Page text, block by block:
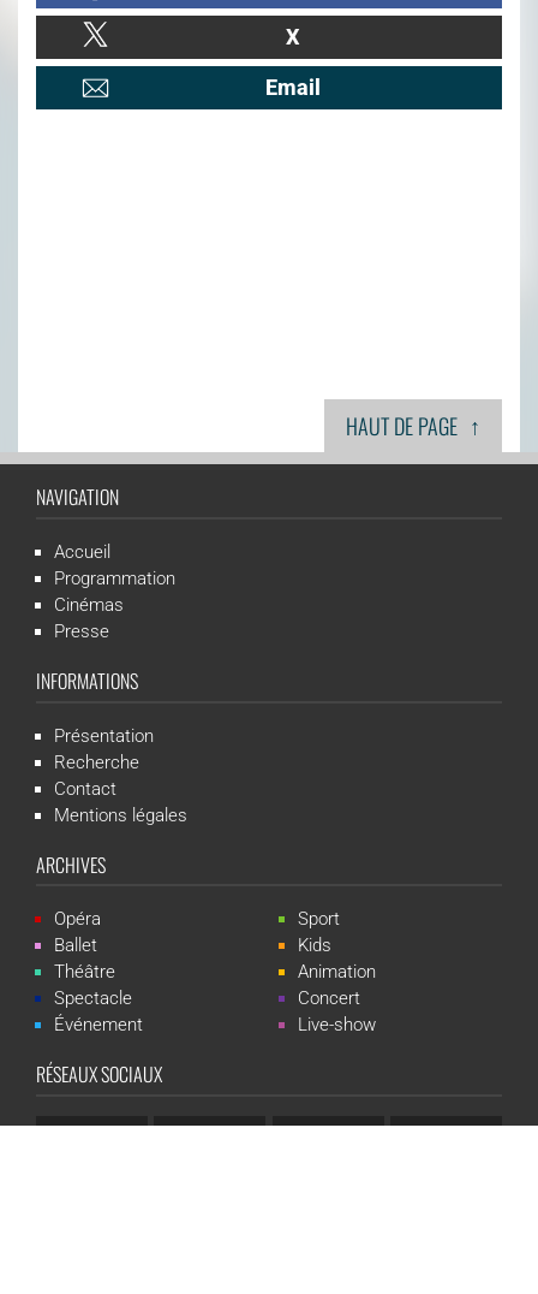
X
Email
HAUT DE PAGE ↑
NAVIGATION
Accueil
Programmation
Cinémas
Presse
INFORMATIONS
Présentation
Recherche
Contact
Mentions légales
ARCHIVES
Opéra
Ballet
Théâtre
Spectacle
Événement
Sport
Kids
Animation
Concert
Live-show
RÉSEAUX SOCIAUX